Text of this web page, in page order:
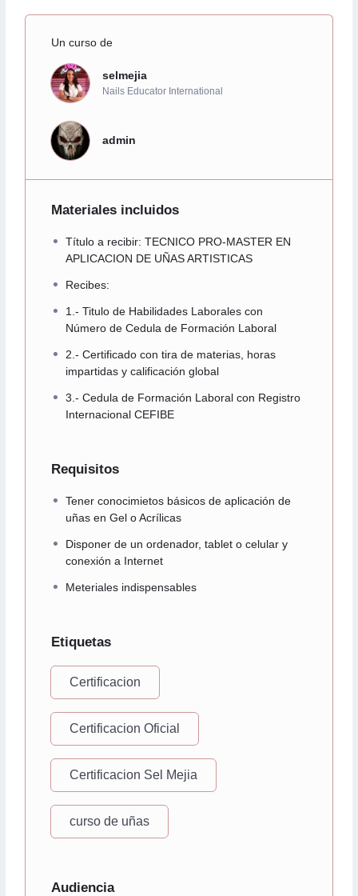
Un curso de
selmejia
Nails Educator International
admin
Materiales incluidos
Título a recibir: TECNICO PRO-MASTER EN
APLICACION DE UÑAS ARTISTICAS
Recibes:
1.- Titulo de Habilidades Laborales con
Número de Cedula de Formación Laboral
2.- Certificado con tira de materias, horas
impartidas y calificación global
3.- Cedula de Formación Laboral con Registro
Internacional CEFIBE
Requisitos
Tener conocimietos básicos de aplicación de
uñas en Gel o Acrílicas
Disponer de un ordenador, tablet o celular y
conexión a Internet
Meteriales indispensables
Etiquetas
Certificacion
Certificacion Oficial
Certificacion Sel Mejia
curso de uñas
Audiencia